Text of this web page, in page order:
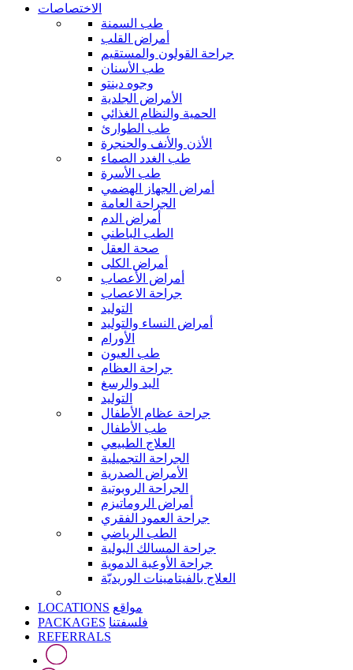
الاختصاصات
طب السمنة
أمراض القلب
جراحة القولون والمستقيم
طب الأسنان
وجوه دينتو
الأمراض الجلدية
الحمية والنظام الغذائي
طب الطوارئ
الأذن والأنف والحنجرة
طب الغدد الصماء
طب الأسرة
أمراض الجهاز الهضمي
الجراحة العامة
أمراض الدم
الطب الباطني
صحة العقل
أمراض الكلى
أمراض الأعصاب
جراحة الاعصاب
التوليد
أمراض النساء والتوليد
الأورام
طب العيون
جراحة العظام
اليد والرسغ
التوليد
جراحة عظام الأطفال
طب الأطفال
العلاج الطبيعي
الجراحة التجميلية
الأمراض الصدرية
الجراحة الروبوتية
أمراض الروماتيزم
جراحة العمود الفقري
الطب الرياضي
جراحة المسالك البولية
جراحة الأوعية الدموية
العلاج بالفيتامينات الوريديّة
LOCATIONS مواقع
PACKAGES فلسفتنا
REFERRALS